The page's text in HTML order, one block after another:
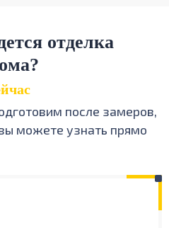
отделка
после замеров,
можете узнать прямо